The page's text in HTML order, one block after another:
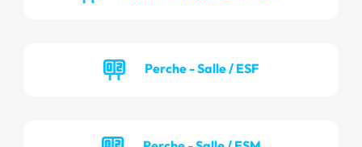
Perche - Salle / ESF